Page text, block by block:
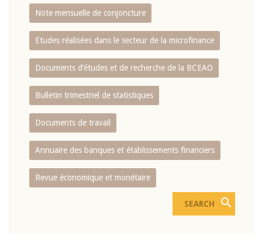
Note mensuelle de conjoncture
Etudes réalisées dans le secteur de la microfinance
Documents d’études et de recherche de la BCEAO
Bulletin trimestriel de statistiques
Documents de travail
Annuaire des banques et établissements financiers
Revue économique et monétaire